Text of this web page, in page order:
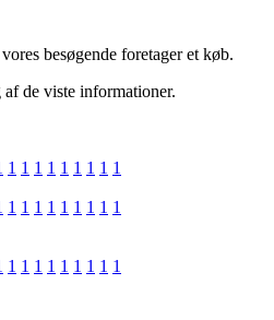
besøgende foretager et køb.
de viste informationer.
1 1 1 1 1 1 1 1 1
1 1 1 1 1 1 1 1 1
1 1 1 1 1 1 1 1 1